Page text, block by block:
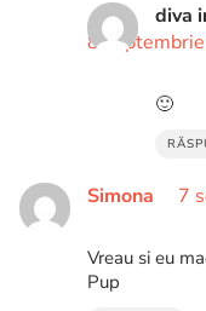
diva
8
🙂
Simona 7
Vreau si eu
Pup